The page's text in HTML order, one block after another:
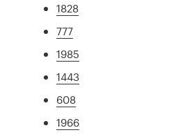
1828
777
1985
1443
608
1966